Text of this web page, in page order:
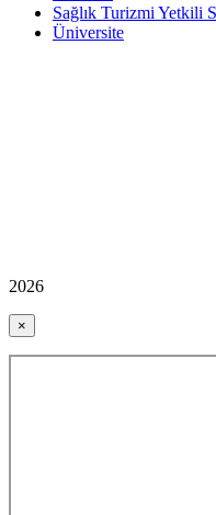
Sağlık Turizmi Yetkili
Üniversite
2026
×